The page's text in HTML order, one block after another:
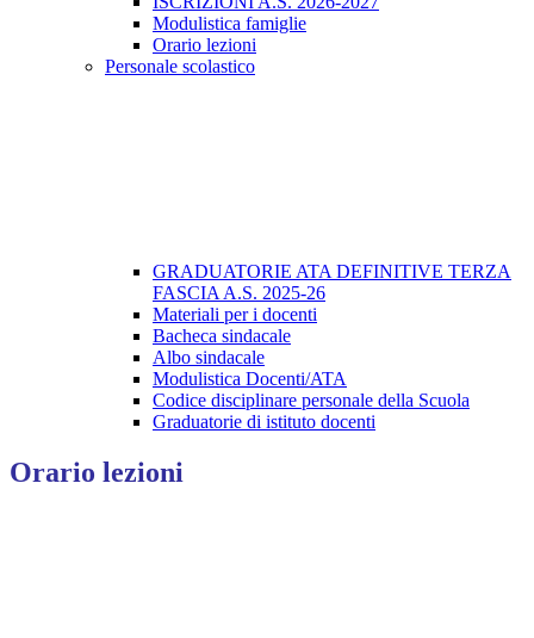
Modulistica famiglie
Orario lezioni
Personale scolastico
GRADUATORIE ATA DEFINITIVE TERZA
FASCIA A.S. 2025-26
Materiali per i docenti
Bacheca sindacale
Albo sindacale
Modulistica Docenti/ATA
Codice disciplinare personale della Scuola
Graduatorie di istituto docenti
Orario lezioni